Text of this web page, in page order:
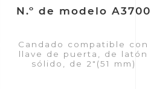
N.º de modelo A3700
Candado compatible con
llave de puerta, de latón
sólido, de 2"(51 mm)